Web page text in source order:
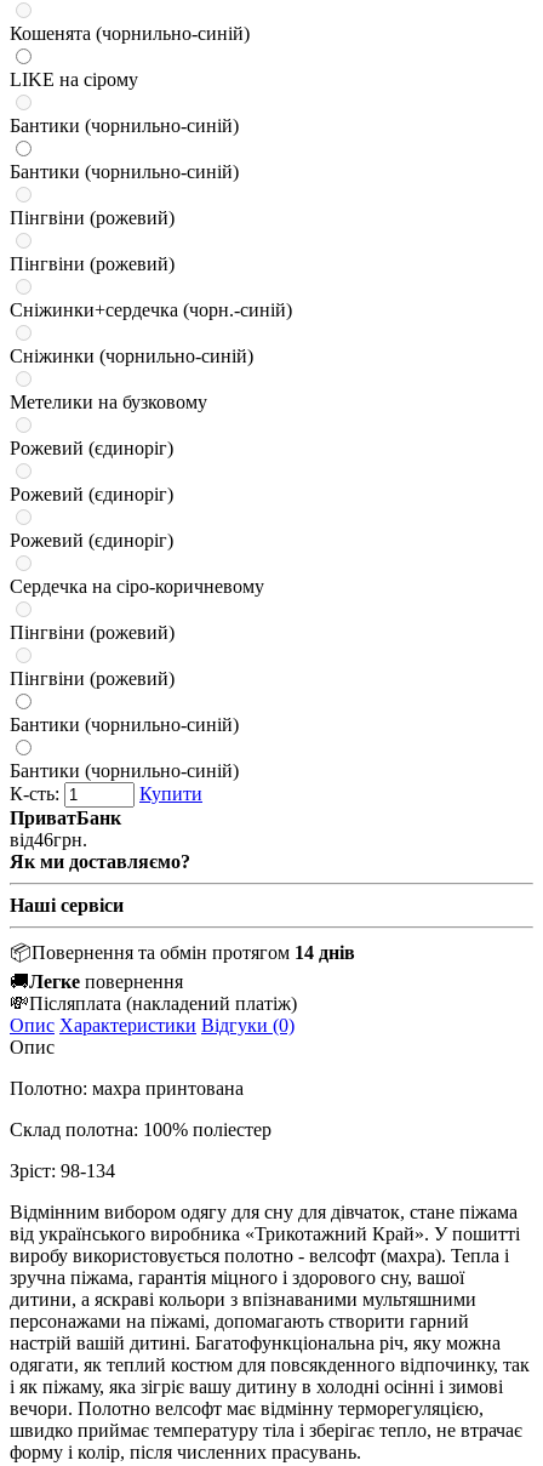
Кошенята (чорнильно-синій)
LIKE на сірому
Бантики (чорнильно-синій)
Бантики (чорнильно-синій)
Пінгвіни (рожевий)
Пінгвіни (рожевий)
Сніжинки+сердечка (чорн.-синій)
Сніжинки (чорнильно-синій)
Метелики на бузковому
Рожевий (єдиноріг)
Рожевий (єдиноріг)
Рожевий (єдиноріг)
Сердечка на сіро-коричневому
Пінгвіни (рожевий)
Пінгвіни (рожевий)
Бантики (чорнильно-синій)
Бантики (чорнильно-синій)
К-сть:
Купити
ПриватБанк
від46грн.
Як ми доставляємо?
Наші сервіси
📦Повернення та обмін протягом 14 днів
🚚Легке повернення
💸Післяплата (накладений платіж)
Опис Характеристики Відгуки (0)
Опис
Полотно: махра принтована
Склад полотна: 100% поліестер
Зріст: 98-134
Відмінним вибором одягу для сну для дівчаток, стане піжама
від українського виробника «Трикотажний Край». У пошитті
виробу використовується полотно - велсофт (махра). Тепла і
зручна піжама, гарантія міцного і здорового сну, вашої
дитини, а яскраві кольори з впізнаваними мультяшними
персонажами на піжамі, допомагають створити гарний
настрій вашій дитині. Багатофункціональна річ, яку можна
одягати, як теплий костюм для повсякденного відпочинку, так
і як піжаму, яка зігріє вашу дитину в холодні осінні і зимові
вечори. Полотно велсофт має відмінну терморегуляцією,
швидко приймає температуру тіла і зберігає тепло, не втрачає
форму і колір, після численних прасувань.